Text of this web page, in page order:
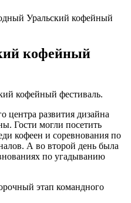
Уральский кофейный
кофейный
кофейный фестиваль.
центра развития дизайна
Гости могли посетить
кофеен и соревнования по
А во второй день была
по угадыванию
этап командного